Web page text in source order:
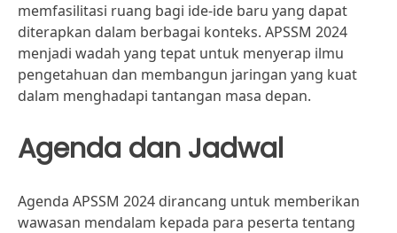
memfasilitasi ruang bagi ide-ide baru yang dapat
diterapkan dalam berbagai konteks. APSSM 2024
menjadi wadah yang tepat untuk menyerap ilmu
pengetahuan dan membangun jaringan yang kuat
dalam menghadapi tantangan masa depan.
Agenda dan Jadwal
Agenda APSSM 2024 dirancang untuk memberikan
wawasan mendalam kepada para peserta tentang